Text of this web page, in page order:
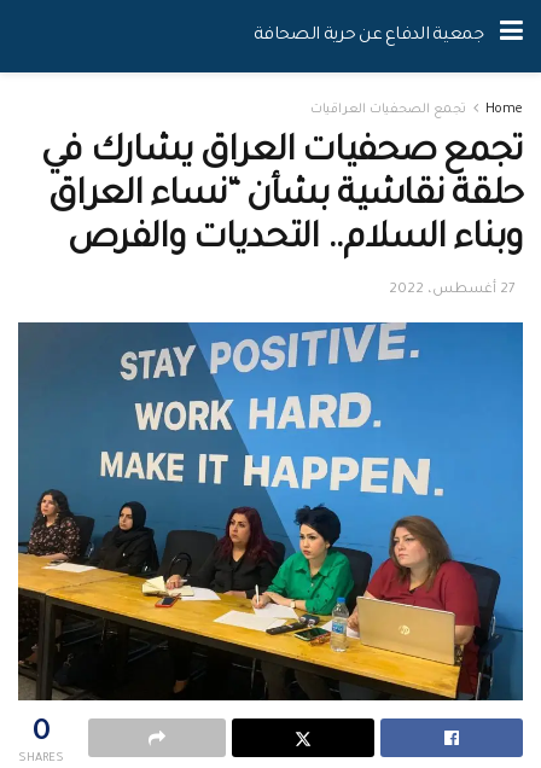
جمعية الدفاع عن حرية الصحافة
Home تجمع الصحفيات العراقيات
تجمع صحفيات العراق يشارك في
حلقة نقاشية بشأن “نساء العراق
وبناء السلام.. التحديات والفرص
27 أغسطس، 2022
0
SHARES